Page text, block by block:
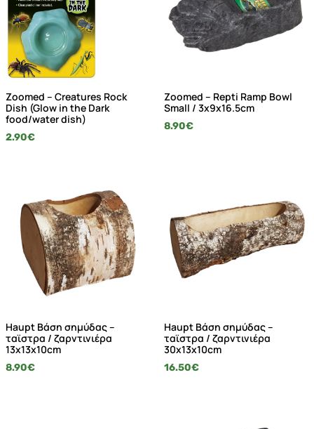
Zoomed – Creatures Rock
Dish (Glow in the Dark
food/water dish)
2.90€
Zoomed – Repti Ramp Bowl
Small / 3x9x16.5cm
8.90€
Haupt Βάση σημύδας –
ταϊστρα / ζαρντινιέρα
13x13x10cm
8.90€
Haupt Βάση σημύδας –
ταϊστρα / ζαρντινιέρα
30x13x10cm
16.50€